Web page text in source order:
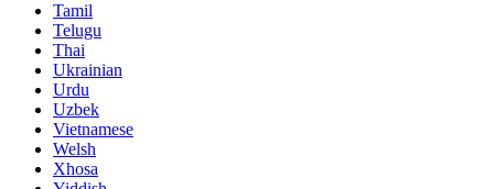
Tamil
Telugu
Thai
Ukrainian
Urdu
Uzbek
Vietnamese
Welsh
Xhosa